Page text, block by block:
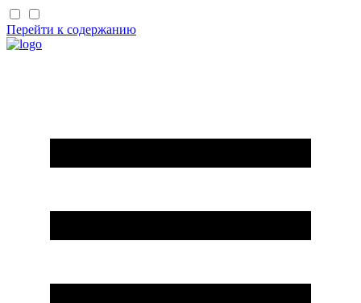
Перейти к содержанию